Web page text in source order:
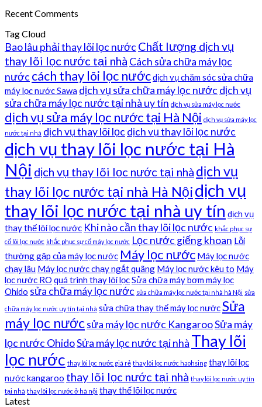
Recent Comments
Tag Cloud
Bao lâu phải thay lõi lọc nước Chất lượng dịch vụ
thay lõi lọc nước tại nhà Cách sửa chữa máy lọc
nước cách thay lõi lọc nướcdịch vụ chăm sóc sửa chữa
máy lọc nước Sawa dịch vụ sửa chữa máy lọc nước dịch vụ
sửa chữa máy lọc nước tại nhà uy tín dịch vụ sửa máy lọc nước
dịch vụ sửa máy lọc nước tại Hà Nội dịch vụ sửa máy lọc
nước tại nhà dịch vụ thay lõi lọc dịch vụ thay lõi lọc nước
dịch vụ thay lõi lọc nước tại Hà
Nội dịch vụ thay lõi lọc nước tại nhà dịch vụ
thay lõi lọc nước tại nhà Hà Nộidịch vụ
thay lõi lọc nước tại nhà uy tín dịch vụ
thay thế lõi lọc nước Khi nào cần thay lõi lọc nước khắc phục sự
cố lõi lọc nước khắc phục sự cố máy lọc nước Lọc nước giếng khoan Lỗi
thường gặp của máy lọc nước Máy lọc nước Máy lọc nước
chạy lâu Máy lọc nước chạy ngắt quãng Máy lọc nước kêu to Máy
lọc nước RO quá trình thay lõi lọcSửa chữa máy bơm máy lọc
Ohido sửa chữa máy lọc nước sửa chữa máy lọc nước tại nhà hà Nội sửa
chữa máy lọc nước uy tín tại nhà sửa chữa thay thế máy lọc nướcSửa
máy lọc nướcsửa máy lọc nước KangarooSửa máy
lọc nước OhidoSửa máy lọc nước tại nhà Thay lõi
lọc nước thay lõi lọc nước giá rẻ thay lõi lọc nước haohsing thay lõi lọc
nước kangaroo thay lõi lọc nước tại nhà thay lõi lọc nước uy tín
tại nhà thay lõi lọc nước ở hà nội thay thế lõi lọc nước
Latest